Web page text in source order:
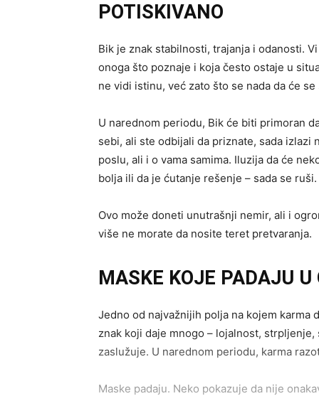
POTISKIVANO
Bik je znak stabilnosti, trajanja i odanosti.
onoga što poznaje i koja često ostaje u
ne vidi istinu, već zato što se nada da će
U narednom periodu, Bik će biti primoran
sebi, ali ste odbijali da priznate, sada
poslu, ali i o vama samima. Iluzija da će
bolja ili da je ćutanje rešenje – sada se ruši.
Ovo može doneti unutrašnji nemir, ali i
više ne morate da nosite teret pretvaranja.
MASKE KOJE PADAJU
Jedno od najvažnijih polja na kojem karma
znak koji daje mnogo – lojalnost,
zaslužuje. U narednom periodu, karma
Maske padaju. Neko pokazuje da nije